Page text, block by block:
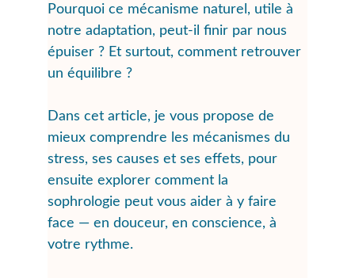
Pourquoi ce mécanisme naturel, utile à
notre adaptation, peut-il finir par nous
épuiser ? Et surtout, comment retrouver
un équilibre ?
Dans cet article, je vous propose de
mieux comprendre les mécanismes du
stress, ses causes et ses effets, pour
ensuite explorer comment la
sophrologie peut vous aider à y faire
face — en douceur, en conscience, à
votre rythme.